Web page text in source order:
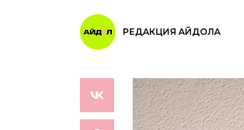
РЕДАКЦИЯ АЙДОЛА